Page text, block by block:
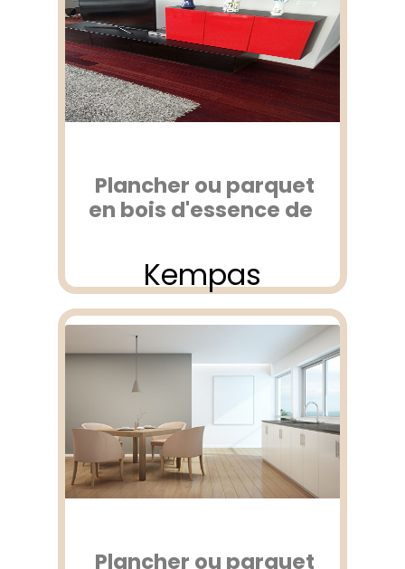
Plancher ou parquet
en bois d'essence de
Kempas
Plancher ou parquet